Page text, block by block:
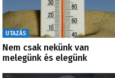
UTAZÁS
Nem csak nekünk van
melegünk és elegünk